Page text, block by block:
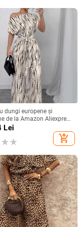
dungi europene și
de la Amazon Aliexpress
vacanță de vară, cu
cu cravată, sală lungă cu
Lei
add_shopping_cart